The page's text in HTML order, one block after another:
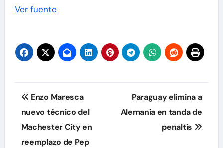
Ver fuente
Navegación
de
entradas
Enzo Maresca
nuevo técnico del
Machester City en
reemplazo de Pep
Paraguay elimina a
Alemania en tanda de
penaltis